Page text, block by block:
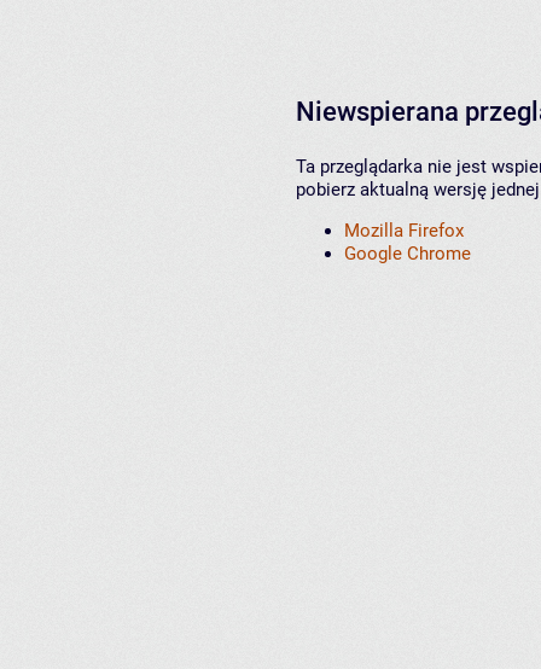
Niewspierana
Ta przeglądarka nie jest
pobierz aktualną wersję
Mozilla Firefox
Google Chrome